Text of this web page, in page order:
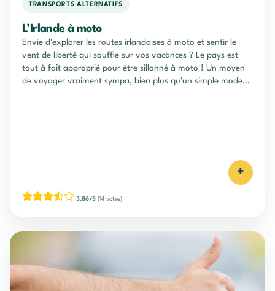
TRANSPORTS ALTERNATIFS
L’Irlande à moto
Envie d'explorer les routes irlandaises à moto et sentir le
vent de liberté qui souffle sur vos vacances ? Le pays est
tout à fait approprié pour être sillonné à moto ! Un moyen
de voyager vraiment sympa, bien plus qu'un simple mode
+
3,86/5 (14 votes)